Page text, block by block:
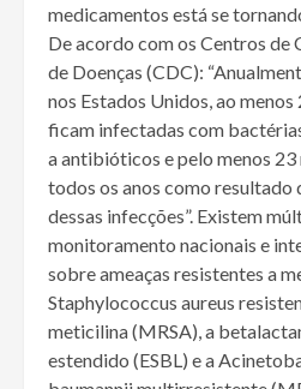
medicamentos está se
De acordo com os Centros de
de Doenças (CDC):
nos Estados Unidos, ao menos
ficam infectadas com
a antibióticos e pelo menos
todos os anos como resultado
dessas infecções”. Existem
monitoramento nacionais e
sobre ameaças resistentes a
Staphylococcus aureus
meticilina (MRSA), a
estendido (ESBL) e a